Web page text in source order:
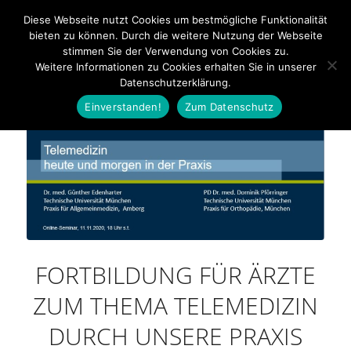
FORTBILDUNG FÜR ÄRZTE
ZUM THEMA TELEMEDIZIN
DURCH UNSERE PRAXIS
Diese Webseite nutzt Cookies um bestmögliche Funktionalität
bieten zu können. Durch die weitere Nutzung der Webseite
stimmen Sie der Verwendung von Cookies zu.
Weitere Informationen zu Cookies erhalten Sie in unserer
Datenschutzerklärung.
Einverstanden!
Zum Datenschutz